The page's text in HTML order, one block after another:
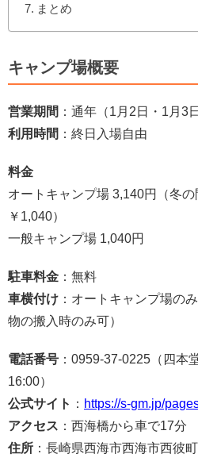
まとめ
キャンプ場概要
営業期間 ：通年（1月2日・1月3
利用時間 ：終日入場自由
料金
オートキャンプ場 3,140円（冬
￥1,040）
一般キャンプ場 1,040円
駐車料金 ：無料
車横付け ：オートキャンプ場の
物の搬入時のみ可）
電話番号 ：0959-37-0225（四本
16:00）
公式サイト ： https://s-gm.jp/
アクセス ：西海橋から車で17分
住所 ：長崎県西海市西海市西彼